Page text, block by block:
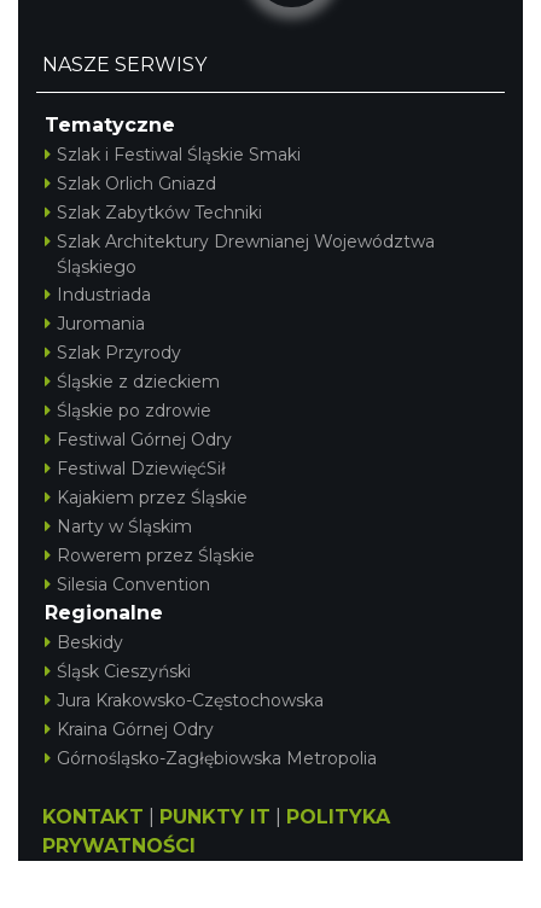
NASZE SERWISY
Tematyczne
Szlak i Festiwal Śląskie Smaki
Szlak Orlich Gniazd
Szlak Zabytków Techniki
Szlak Architektury Drewnianej Województwa
Śląskiego
Industriada
Juromania
Szlak Przyrody
Śląskie z dzieckiem
Śląskie po zdrowie
Festiwal Górnej Odry
Festiwal DziewięćSił
Kajakiem przez Śląskie
Narty w Śląskim
Rowerem przez Śląskie
Silesia Convention
Regionalne
Beskidy
Śląsk Cieszyński
Jura Krakowsko-Częstochowska
Kraina Górnej Odry
Górnośląsko-Zagłębiowska Metropolia
KONTAKT PUNKTY IT
POLITYKA
PRYWATNOŚCI